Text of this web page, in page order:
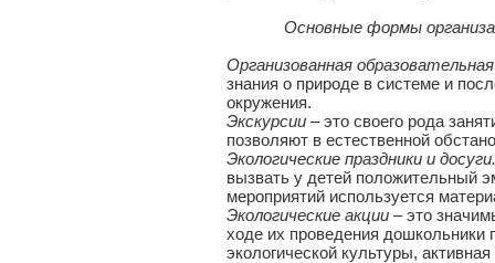
Основные формы
Организованная
знания о природе в системе и
окружения.
Экскурсии – это своего рода
позволяют в естественной
Экологические праздники и досуги.
вызвать у детей положительный
мероприятий используется
Экологические акции – это
ходе их проведения дошкольники
экологической культуры,